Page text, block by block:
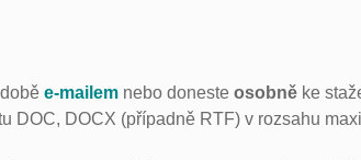
e-mailem nebo donesteosobně ke
DOC, DOCX (případně RTF) v rozsahu